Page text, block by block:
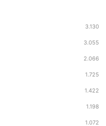
3.130
3.055
2.066
1.725
1.422
1.198
1.072